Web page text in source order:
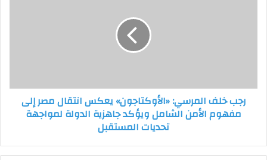
مفهوم
الأمن
الشامل
الدولة
رجب خلف المرسي: «الأوكتاجون» يعكس انتقال مصر إلى
مفهوم الأمن الشامل ويؤكد جاهزية الدولة لمواجهة
تحديات المستقبل